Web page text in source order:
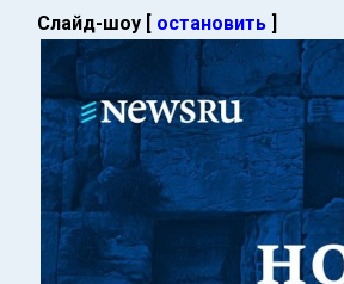
Слайд-шоу [ остановить ]